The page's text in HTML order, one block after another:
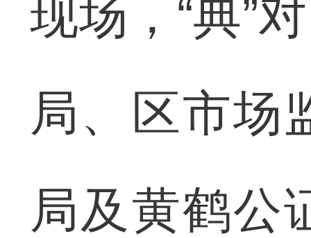
现场，“典”
局、区市场
局及黄鹤公